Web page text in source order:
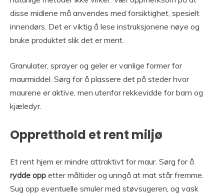
disse midlene må anvendes med forsiktighet, spesielt
innendørs. Det er viktig å lese instruksjonene nøye og
bruke produktet slik det er ment.
Granulater, sprayer og geler er vanlige former for
maurmiddel. Sørg for å plassere det på steder hvor
maurene er aktive, men utenfor rekkevidde for barn og
kjæledyr.
Oppretthold et rent miljø
Et rent hjem er mindre attraktivt for maur. Sørg for å
rydde opp etter måltider og unngå at mat står fremme.
Sug opp eventuelle smuler med støvsugeren, og vask